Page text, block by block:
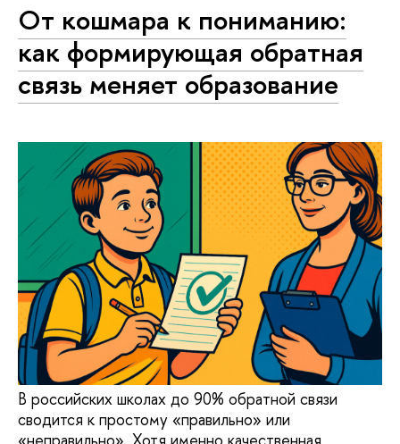
От кошмара к пониманию:
как формирующая обратная
связь меняет образование
В российских школах до 90% обратной связи
сводится к простому «правильно» или